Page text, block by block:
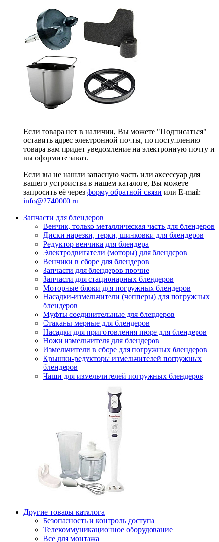
Если товара нет в наличии, Вы можете "Подписаться"
оставить адрес электронной почты, по поступлению
товара вам придет уведомление на электронную почту и
вы оформите заказ.
Если вы не нашли запасную часть или аксессуар для
вашего устройства в нашем каталоге, Вы можете
запросить её через форму обратной связи или E-mail:
info@2740000.ru
Запчасти для блендеров
Венчик, только металлическая часть для блендеров
Диски нарезки, терки, шинковки для блендеров
Редуктор венчика для блендера
Электродвигатели (моторы) для блендеров
Венчики в сборе для блендеров
Запчасти для блендеров прочие
Запчасти для стационарных блендеров
Моторные блоки для погружных блендеров
Насадки-измельчители (чопперы) для погружных
блендеров
Муфты соединительные для блендеров
Стаканы мерные для блендеров
Насадки для приготовления пюре для блендеров
Ножи измельчителя для блендеров
Измельчители в сборе для погружных блендеров
Крышки-редукторы измельчителей погружных
блендеров
Чаши для измельчителей погружных блендеров
Другие товары каталога
Безопасность и контроль доступа
Телекоммуникационное оборудование
Все для монтажа